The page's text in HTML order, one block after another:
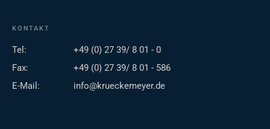
KONTAKT
Tel:
+49 (0) 27 39/ 8 01 - 0
Fax:
+49 (0) 27 39/ 8 01 - 586
E-Mail:
info@krueckemeyer.de